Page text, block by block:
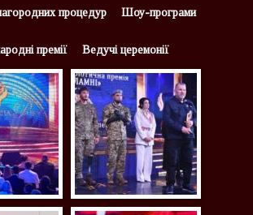
процедур Шоу-програми
премії Ведучі церемонії